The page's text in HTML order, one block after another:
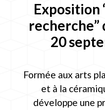
Exposition
recherche”
20
Formée aux arts
et à la
développe une